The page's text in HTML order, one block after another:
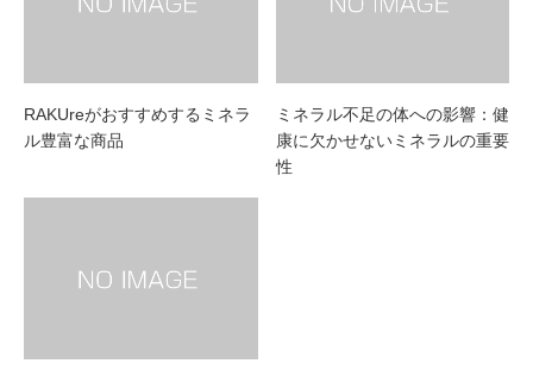
RAKUreがおすすめするミネラ
ル豊富な商品
ミネラル不足の体への影響：健
康に欠かせないミネラルの重要
性